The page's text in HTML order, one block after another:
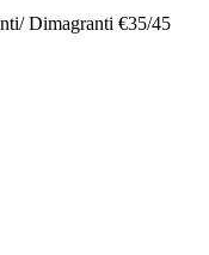
Dimagranti €35/45